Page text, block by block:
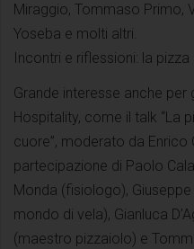
Miraggio, Tommaso Primo,
Yoseba e molti altri.
Incontri e riflessioni: la
Grande interesse anche per
Hospitality, come il talk “La
cuore”, moderato da
partecipazione di Paolo
Monda (fisiologo),
mondo di vela), Gianluca
(maestro pizzaiolo) e